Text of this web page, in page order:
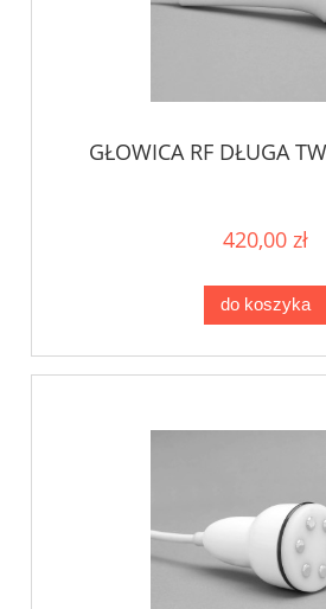
GŁOWICA RF DŁUGA
420,00 zł
do koszyka